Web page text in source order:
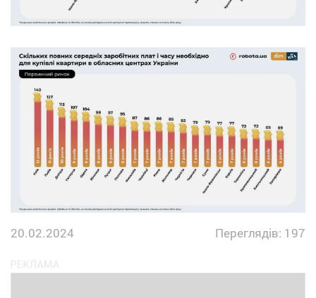
20.02.2024 Переглядів: 197